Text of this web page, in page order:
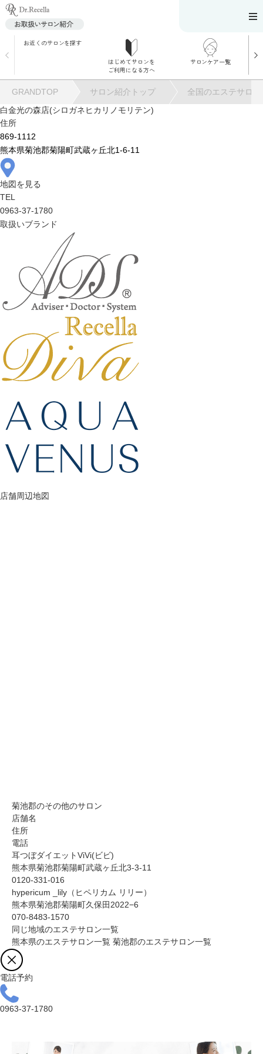
お近くのサロンを探す
はじめてサロンを
ご利用になる方へ
サロンケア一覧
ュー
施術別で探す
お悩み別で探す
GRANDTOP サロン紹介トップ
全国のエステサロ
白金光の森店(シロガネヒカリノモリテン)
住所
869-1112
熊本県菊池郡菊陽町武蔵ヶ丘北1-6-11
地図を見る
TEL
0963-37-1780
取扱いブランド
店舗周辺地図
菊池郡のその他のサロン
店舗名
住所
電話
耳つぼダイエットViVi(ビビ)
熊本県菊池郡菊陽町武蔵ヶ丘北3-3-11
0120-331-016
hypericum _lily（ヒペリカム リリー）
熊本県菊池郡菊陽町久保田2022−6
070-8483-1570
同じ地域のエステサロン一覧
熊本県のエステサロン一覧 菊池郡のエステサロン一覧
電話予約
0963-37-1780